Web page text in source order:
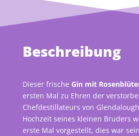
Beschreibung
Dieser frische Gin mit
ersten Mal zu Ehren der
Chefdestillateurs von
Hochzeit seines kleinen Bruders
erste Mal vorgestellt, dies war